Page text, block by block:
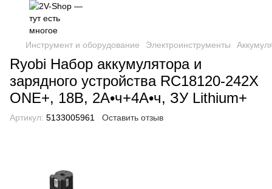
Инструмент и оборудование Электроинструменты
Ryobi Набор аккумулятора и
зарядного устройства RC18120-242X
ONE+, 18В, 2А•ч+4А•ч, ЗУ Lithium+
Артикул: 5133005961 Оставить отзыв